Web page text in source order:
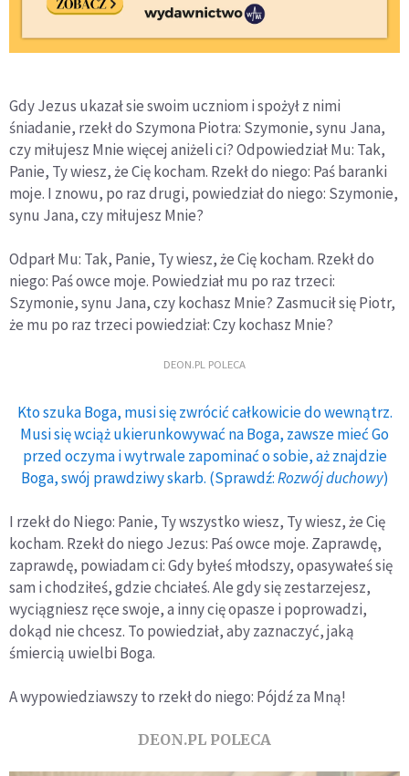
Gdy Jezus ukazał sie swoim uczniom i spożył z nimi
śniadanie, rzekł do Szymona Piotra: Szymonie, synu Jana,
czy miłujesz Mnie więcej aniżeli ci? Odpowiedział Mu: Tak,
Panie, Ty wiesz, że Cię kocham. Rzekł do niego: Paś baranki
moje. I znowu, po raz drugi, powiedział do niego: Szymonie,
synu Jana, czy miłujesz Mnie?
Odparł Mu: Tak, Panie, Ty wiesz, że Cię kocham. Rzekł do
niego: Paś owce moje. Powiedział mu po raz trzeci:
Szymonie, synu Jana, czy kochasz Mnie? Zasmucił się Piotr,
że mu po raz trzeci powiedział: Czy kochasz Mnie?
DEON.PL POLECA
Kto szuka Boga, musi się zwrócić całkowicie do wewnątrz.
Musi się wciąż ukierunkowywać na Boga, zawsze mieć Go
przed oczyma i wytrwale zapominać o sobie, aż znajdzie
Boga, swój prawdziwy skarb. (Sprawdź:Rozwój duchowy)
I rzekł do Niego: Panie, Ty wszystko wiesz, Ty wiesz, że Cię
kocham. Rzekł do niego Jezus: Paś owce moje. Zaprawdę,
zaprawdę, powiadam ci: Gdy byłeś młodszy, opasywałeś się
sam i chodziłeś, gdzie chciałeś. Ale gdy się zestarzejesz,
wyciągniesz ręce swoje, a inny cię opasze i poprowadzi,
dokąd nie chcesz. To powiedział, aby zaznaczyć, jaką
śmiercią uwielbi Boga.
A wypowiedziawszy to rzekł do niego: Pójdź za Mną!
DEON.PL POLECA